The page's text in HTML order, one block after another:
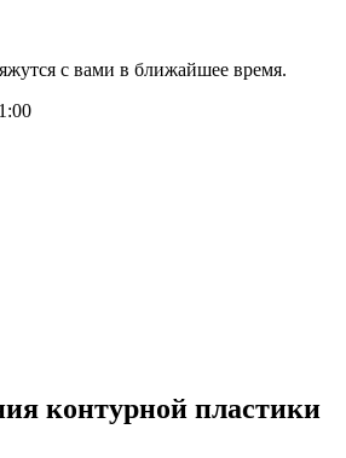
с вами в ближайшее время.
контурной пластики